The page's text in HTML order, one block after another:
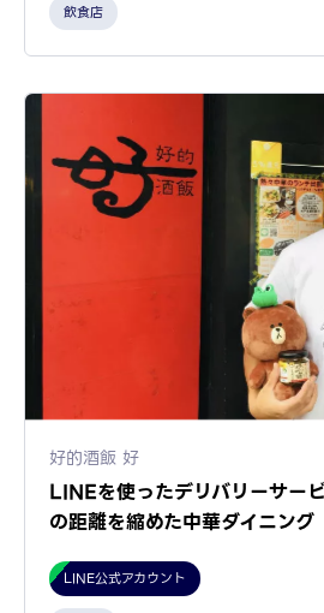
飲食店
好的酒飯 好
LINEを使ったデリバリーサー
の距離を縮めた中華ダイニング
LINE公式アカウント